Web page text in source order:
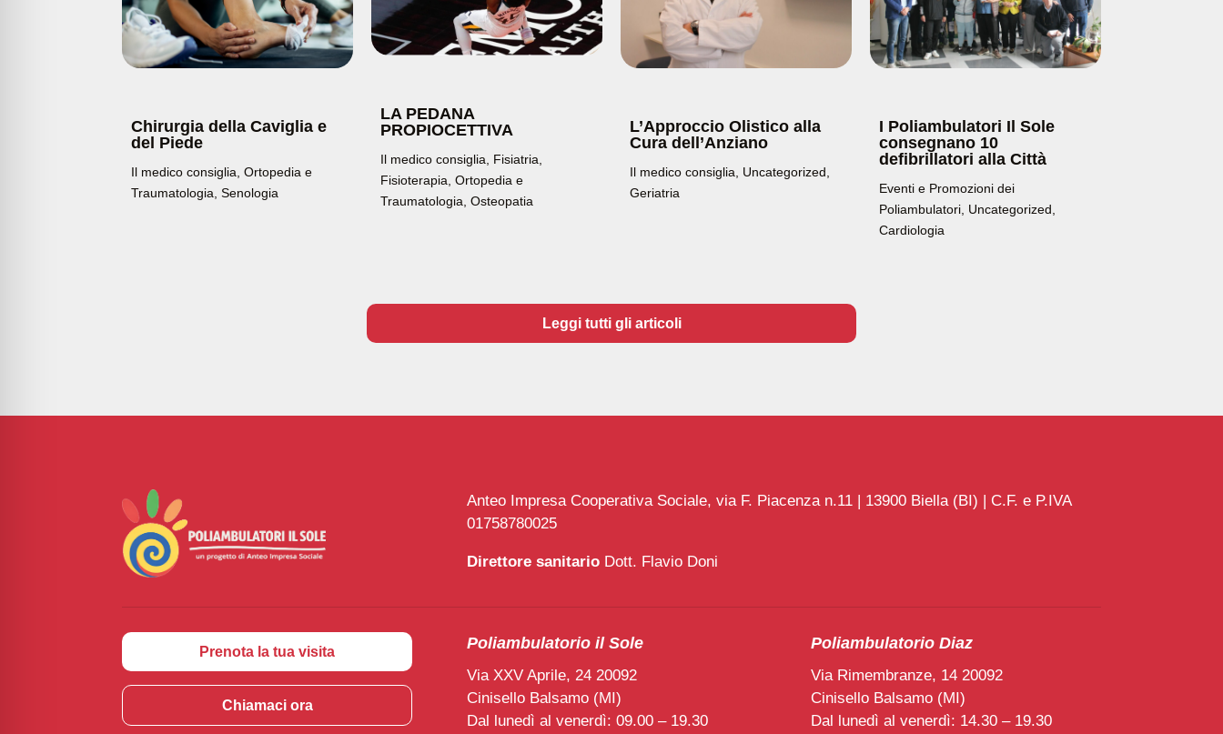
Chirurgia della Caviglia e
del Piede
Il medico consiglia Ortopedia e
Traumatologia Senologia
LA PEDANA
PROPIOCETTIVA
Il medico consiglia Fisiatria
Fisioterapia Ortopedia e
Traumatologia Osteopatia
L’Approccio Olistico alla
Cura dell’Anziano
Il medico consiglia Uncategorized
Geriatria
I Poliambulatori Il Sole
consegnano 10
defibrillatori alla Città
Eventi e Promozioni dei
Poliambulatori, Uncategorized
Cardiologia
Leggi tutti gli articoli
Anteo Impresa Cooperativa Sociale, via F. Piacenza n.11 | 13900 Biella (BI) | C.F. e P.IVA
01758780025
Direttore sanitario Dott. Flavio Doni
Prenota la tua visita
Chiamaci ora
Poliambulatorio il Sole
Via XXV Aprile, 24 20092
Cinisello Balsamo (MI)
Dal lunedì al venerdì: 09.00 – 19.30
Poliambulatorio Diaz
Via Rimembranze, 14 20092
Cinisello Balsamo (MI)
Dal lunedì al venerdì: 14.30 – 19.30